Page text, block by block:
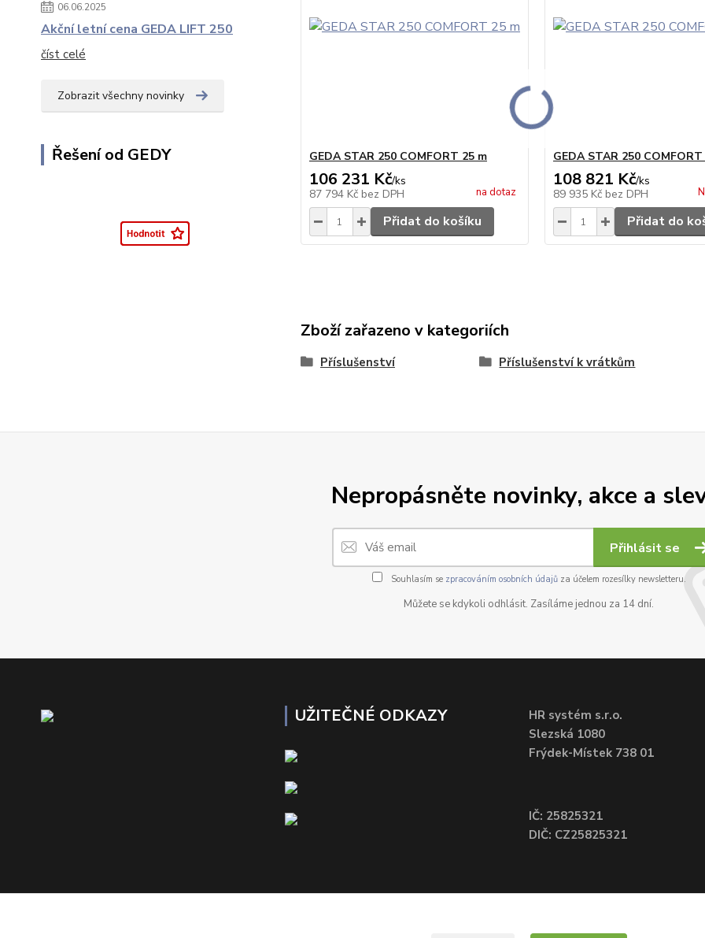
06.06.2025
Akční letní cena GEDA LIFT 250
číst celé
Zobrazit všechny novinky
Řešení od GEDY GEDA STAR 250 COMFORT 25 m
106 231 Kč/ks
87 794 Kč bez DPH na dotaz
Přidat do košíku
GEDA STAR 250
108 821 Kč/ks
89 935 Kč bez DPH
Přidat do
Zboží zařazeno v kategoriích
Příslušenství Příslušenství k vrátkům
Nepropásněte novinky, akce a
Přihlásit se
Souhlasím se zpracováním osobních údajůza účelem rozesílky newsletteru.
Můžete se kdykoli odhlásit. Zasíláme jednou za 14 dní.
UŽITEČNÉ ODKAZY
HR systém s.r.o.
Slezská 1080
Frýdek-Místek 738 01
IČ: 25825321
DIČ: CZ25825321